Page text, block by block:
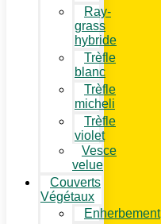
Ray-
grass
hybride
Trèfle
blanc
Trèfle
micheli
Trèfle
violet
Vesce
velue
Couverts
Végétaux
Enherbement